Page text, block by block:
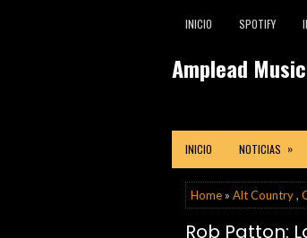
INICIO SPOTIFY
Amplead Music
INICIO NOTICIAS »
Home » Alt Country,
Rob Patton: